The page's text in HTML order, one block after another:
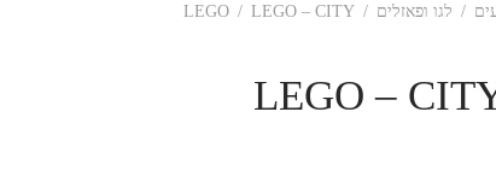
/ לגו ופאזלים /
LEGO / LEGO – CITY
LEGO –